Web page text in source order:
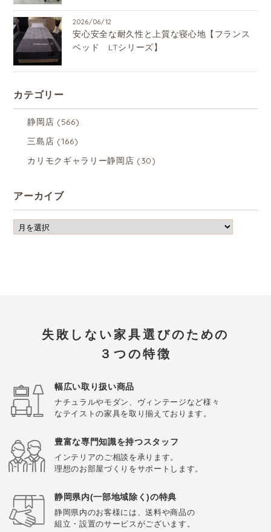
2026/06/12
安心安全な耐久性と上質な寝心地【フランス
ベッド LTシリーズ】
カテゴリー
静岡店 (566)
三島店 (166)
カリモクギャラリー静岡店 (30)
アーカイブ
失敗しない家具選びのための
３つの特徴
幅広い取り扱い商品
ナチュラルやモダン、ヴィンテージなど様々
なテイストの家具を取り揃えております。
豊富な専門知識を持つスタッフ
インテリアのご相談を承ります。
理想のお部屋づくりをサポートします。
静岡県内(一部地域除く)の特典
静岡県内のお客様には、送料や商品の
組立・設置のサービスがございます。